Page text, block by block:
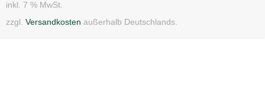
inkl. 7 % MwSt.
zzgl. Versandkosten außerhalb Deutschlands.